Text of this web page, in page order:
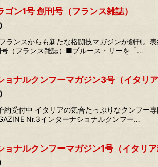
ゴン1号 創刊号（フランス雑誌）
ランスからも新たな格闘技マガジンが創刊。
号（フランス雑誌）■ブルース・リーを「…
ョナルクンフーマガジン3号（イタリア
約受付中 イタリアの気合たっぷりなクンフー
Nr.3インターナショナルクンフー…
ョナルクンフーマガジン1号（イタリア